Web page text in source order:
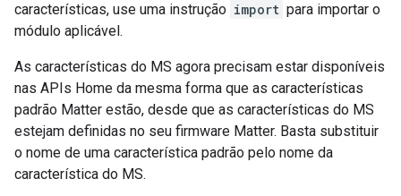
características, use uma instrução import para importar o
módulo aplicável.
As características do MS agora precisam estar disponíveis
nas APIs Home da mesma forma que as características
padrão Matter estão, desde que as características do MS
estejam definidas no seu firmware Matter. Basta substituir
o nome de uma característica padrão pelo nome da
característica do MS.